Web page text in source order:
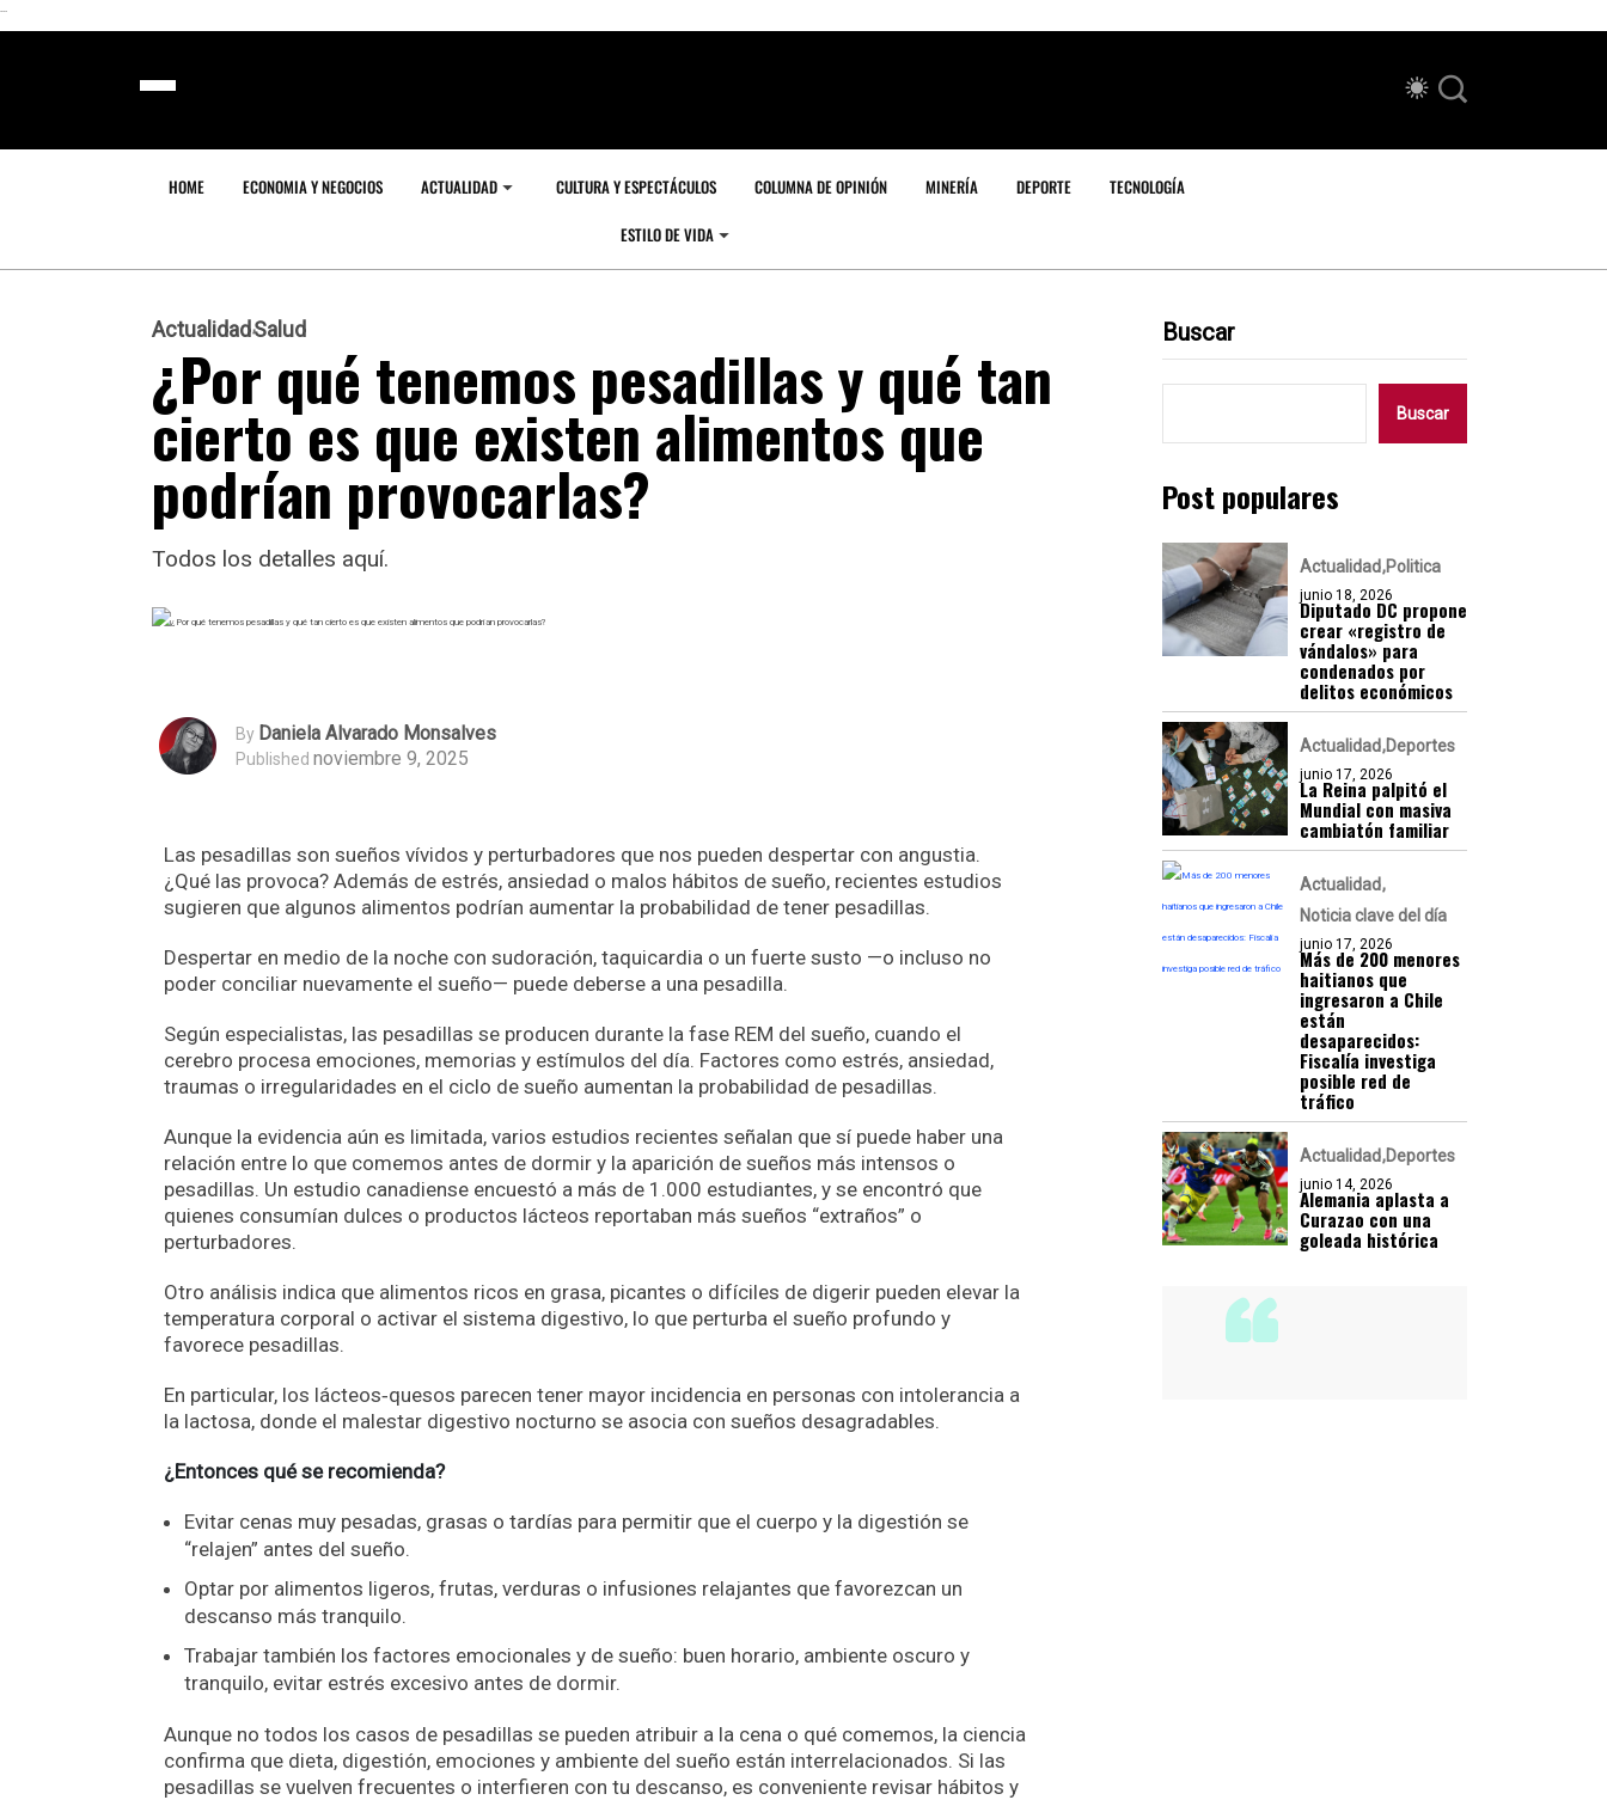
```
HOME ECONOMIA Y NEGOCIOS ACTUALIDAD CULTURA Y ESPECTÁCULOS COLUMNA DE OPINIÓN MINERÍA DEPORTE
TECNOLOGÍA
ESTILO DE VIDA
ActualidadSalud
¿Por qué tenemos pesadillas y qué tan
cierto es que existen alimentos que
podrían provocarlas?
Todos los detalles aquí.
By Daniela Alvarado Monsalves
Published noviembre 9, 2025
Las pesadillas son sueños vívidos y perturbadores que nos pueden despertar con angustia.
¿Qué las provoca? Además de estrés, ansiedad o malos hábitos de sueño, recientes estudios
sugieren que algunos alimentos podrían aumentar la probabilidad de tener pesadillas.
Despertar en medio de la noche con sudoración, taquicardia o un fuerte susto —o incluso no
poder conciliar nuevamente el sueño— puede deberse a una pesadilla.
Según especialistas, las pesadillas se producen durante la fase REM del sueño, cuando el
cerebro procesa emociones, memorias y estímulos del día. Factores como estrés, ansiedad,
traumas o irregularidades en el ciclo de sueño aumentan la probabilidad de pesadillas.
Aunque la evidencia aún es limitada, varios estudios recientes señalan que sí puede haber una
relación entre lo que comemos antes de dormir y la aparición de sueños más intensos o
pesadillas. Un estudio canadiense encuestó a más de 1.000 estudiantes, y se encontró que
quienes consumían dulces o productos lácteos reportaban más sueños “extraños” o
perturbadores.
Otro análisis indica que alimentos ricos en grasa, picantes o difíciles de digerir pueden elevar la
temperatura corporal o activar el sistema digestivo, lo que perturba el sueño profundo y
favorece pesadillas.
En particular, los lácteos‑quesos parecen tener mayor incidencia en personas con intolerancia a
la lactosa, donde el malestar digestivo nocturno se asocia con sueños desagradables.
¿Entonces qué se recomienda?
Evitar cenas muy pesadas, grasas o tardías para permitir que el cuerpo y la digestión se
“relajen” antes del sueño.
Optar por alimentos ligeros, frutas, verduras o infusiones relajantes que favorezcan un
descanso más tranquilo.
Trabajar también los factores emocionales y de sueño: buen horario, ambiente oscuro y
tranquilo, evitar estrés excesivo antes de dormir.
Aunque no todos los casos de pesadillas se pueden atribuir a la cena o qué comemos, la ciencia
confirma que dieta, digestión, emociones y ambiente del sueño están interrelacionados. Si las
pesadillas se vuelven frecuentes o interfieren con tu descanso, es conveniente revisar hábitos y
Buscar
Buscar
Post populares
Actualidad Politica
junio 18, 2026
Diputado DC propone
crear «registro de
vándalos» para
condenados por
delitos económicos
Actualidad Deportes
junio 17, 2026
La Reina palpitó el
Mundial con masiva
cambiatón familiar
Actualidad
Noticia clave del día
junio 17, 2026
Más de 200 menores
haitianos que
ingresaron a Chile
están
desaparecidos:
Fiscalía investiga
posible red de
tráfico
Actualidad Deportes
junio 14, 2026
Alemania aplasta a
Curazao con una
goleada histórica